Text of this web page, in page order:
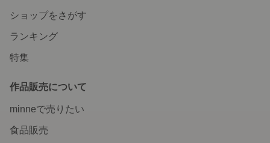
ショップをさがす
ランキング
特集
作品販売について
minneで売りたい
食品販売